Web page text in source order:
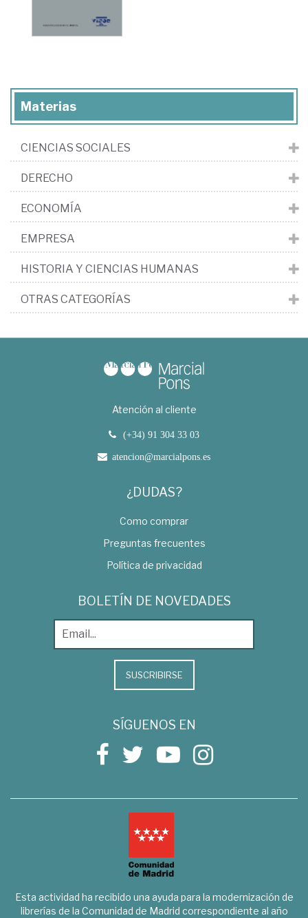
Materias
CIENCIAS SOCIALES
DERECHO
ECONOMÍA
EMPRESA
HISTORIA Y CIENCIAS HUMANAS
OTRAS CATEGORÍAS
Atención al cliente
(+34) 91 304 33 03
atencion@marcialpons.es
¿DUDAS?
Como comprar
Preguntas frecuentes
Política de privacidad
BOLETÍN DE NOVEDADES
SUSCRIBIRSE
SÍGUENOS EN
Esta actividad ha recibido una ayuda para la modernización de
librerías de la Comunidad de Madrid correspondiente al año